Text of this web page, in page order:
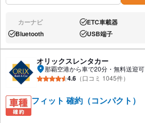
なし:カーナビ あり:ETC車載器
あり:Bluetooth あり:USB端子
オリックスレンタカー
那覇空港から車で20分・無料送迎可
4.6 （口コミ 1045件）
フィット 確約（コンパクト）